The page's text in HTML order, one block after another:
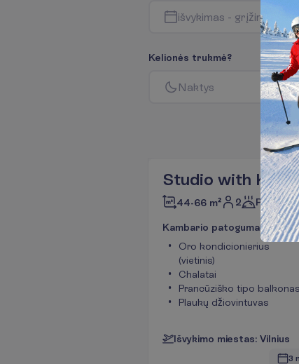
išvykimas - grįžima
Kelionės trukmė?
Naktys
Studio with
44-66 m² 2 Pusryčiai
Kambario patogumai
Oro kondicionierius
(vietinis)
Chalatai
Prancūziško tipo balkonas
Plaukų džiovintuvas
Išvykimo miestas: Vilnius
3